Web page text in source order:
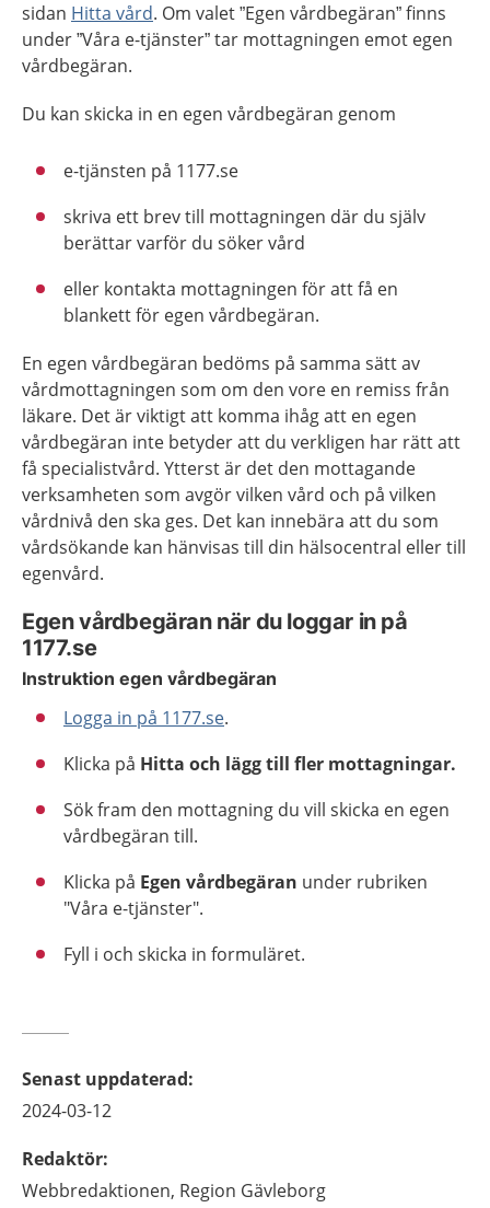
sidan Hitta vård. Om valet ”Egen vårdbegäran” finns
under ”Våra e-tjänster” tar mottagningen emot egen
vårdbegäran.
Du kan skicka in en egen vårdbegäran genom
e-tjänsten på 1177.se
skriva ett brev till mottagningen där du själv
berättar varför du söker vård
eller kontakta mottagningen för att få en
blankett för egen vårdbegäran.
En egen vårdbegäran bedöms på samma sätt av
vårdmottagningen som om den vore en remiss från
läkare. Det är viktigt att komma ihåg att en egen
vårdbegäran inte betyder att du verkligen har rätt att
få specialistvård. Ytterst är det den mottagande
verksamheten som avgör vilken vård och på vilken
vårdnivå den ska ges. Det kan innebära att du som
vårdsökande kan hänvisas till din hälsocentral eller till
egenvård.
Egen vårdbegäran när du loggar in på
1177.se
Instruktion egen vårdbegäran
Logga in på 1177.se.
Klicka på Hitta och lägg till fler mottagningar.
Sök fram den mottagning du vill skicka en egen
vårdbegäran till.
Klicka på Egen vårdbegäran under rubriken
"Våra e-tjänster".
Fyll i och skicka in formuläret.
Senast uppdaterad:
2024-03-12
Redaktör:
Webbredaktionen, Region Gävleborg